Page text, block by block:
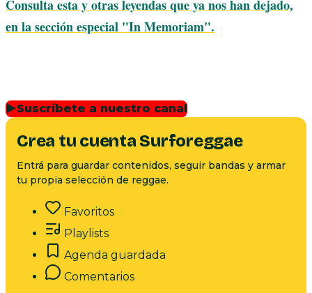
Consulta esta y otras leyendas que ya nos han dejado,
en la sección especial "In Memoriam".
▶Suscríbete a nuestro canal
Crea tu cuenta Surforeggae
Entrá para guardar contenidos, seguir bandas y armar
tu propia selección de reggae.
Favoritos
Playlists
Agenda guardada
Comentarios